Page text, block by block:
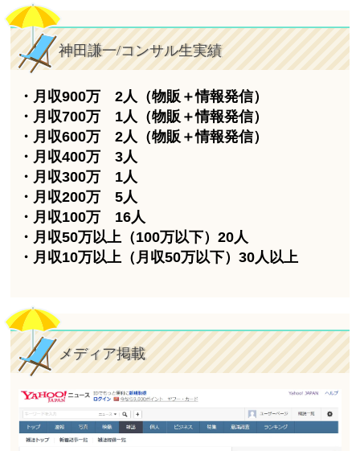
神田謙一/コンサル生実績
・月収900万 2人（物販＋情報発信）
・月収700万 1人（物販＋情報発信）
・月収600万 2人（物販＋情報発信）
・月収400万 3人
・月収300万 1人
・月収200万 5人
・月収100万 16人
・月収50万以上（100万以下）20人
・月収10万以上（月収50万以下）30人以上
メディア掲載